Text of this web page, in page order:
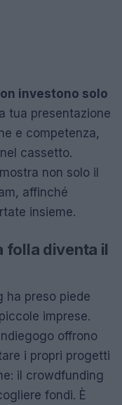
investono solo
tua presentazione
e competenza,
cassetto.
non solo il
affinché
insieme.
folla diventa il
ha preso piede
imprese.
offrono
i propri progetti
il crowdfunding
fondi. È